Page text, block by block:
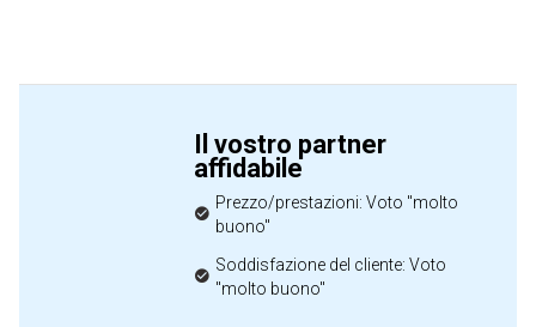
Il vostro partner
affidabile
Prezzo/prestazioni: Voto "molto
buono"
Soddisfazione del cliente: Voto
"molto buono"